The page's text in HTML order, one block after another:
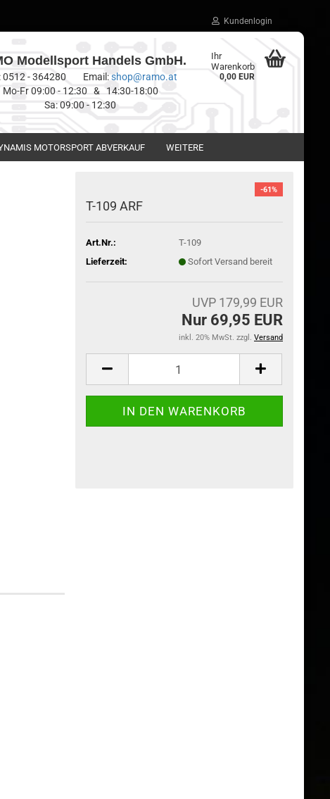
Kundenlogin
Modellsport Handels GmbH.
0512 - 364280 Email:shop@ramo.at
Mo-Fr 09:00 - 12:30 & 14:30-18:00
Sa: 09:00 - 12:30
Ihr
Warenkorb
0,00 EUR
MOTORSPORT ABVERKAUF WEITERE
-61%
T-109 ARF
Art.Nr.:
T-109
Lieferzeit:
Sofort Versand bereit
UVP 179,99 EUR
Nur 69,95 EUR
inkl. 20% MwSt. zzgl. Versand